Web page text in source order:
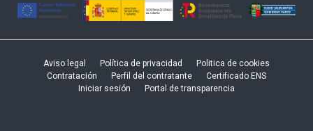
Aviso legal Política de privacidad
Politica de cookies
Contratación
Perfil del contratante
Certificado ENS
Iniciar sesión
Portal de transparencia